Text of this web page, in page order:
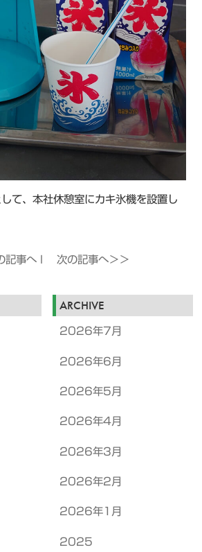
て、本社休憩室にカキ氷機を設置し
記事へ l次の記事へ＞＞
ARCHIVE
2026年7月
2026年6月
2026年5月
2026年4月
2026年3月
2026年2月
2026年1月
2025